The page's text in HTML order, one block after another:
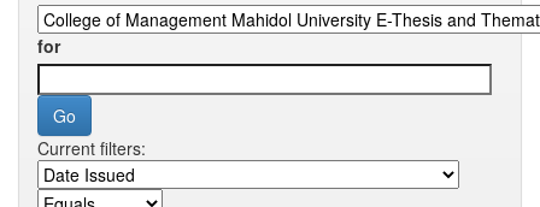
for
Current filters: